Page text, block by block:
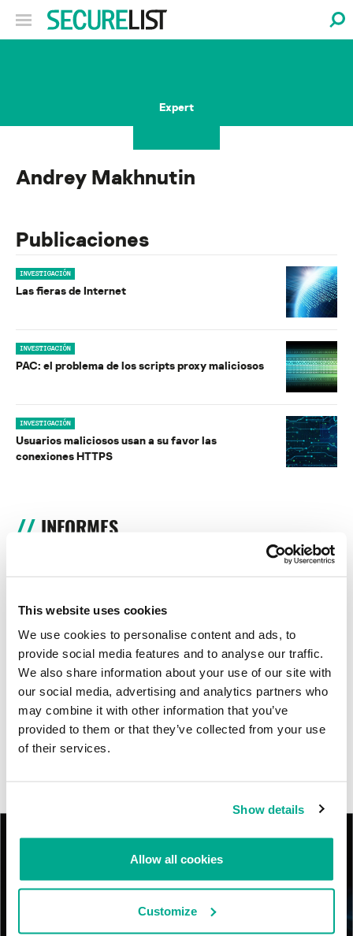
This website uses cookies
We use cookies to personalise content and ads, to
provide social media features and to analyse our traffic.
We also share information about your use of our site with
our social media, advertising and analytics partners who
may combine it with other information that you’ve
provided to them or that they’ve collected from your use
of their services.
Show details
Allow all cookies
Customize
Expert
Andrey Makhnutin
Publicaciones
INVESTIGACIÓN
Las fieras de Internet
INVESTIGACIÓN
PAC: el problema de los scripts proxy maliciosos
INVESTIGACIÓN
Usuarios maliciosos usan a su favor las
conexiones HTTPS
INFORMES
individuos en Colombia, Ecuador, Chile, Panamá y otros países de
América Latina.
Tácticas, técnicas y procedimientos (TTPs) de los grupos de
APT asiáticos modernos
MosaicRegressor: acechando en las sombras de UEFI